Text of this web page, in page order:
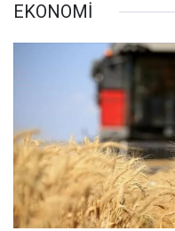
EKONOMİ